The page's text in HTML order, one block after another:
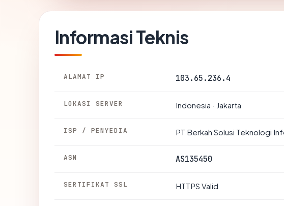
Informasi Teknis
ALAMAT IP 103.65.236.4
LOKASI SERVER Indonesia · Jakarta
ISP / PENYEDIA PT Berkah Solusi Teknologi
ASN AS135450
SERTIFIKAT SSL HTTPS Valid